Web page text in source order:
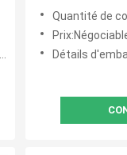
à la norme
Quantité de
Détails